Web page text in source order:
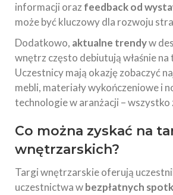
informacji oraz feedback od
może być kluczowy dla rozwoju
Dodatkowo, aktualne trendyw
wnętrz często debiutują właśnie na
Uczestnicy mają okazję zobaczyć
mebli, materiały wykończeniowe i
technologie w aranżacji – wszystko
Co można zyskać na
wnętrzarskich?
Targi wnętrzarskie oferują
uczestnictwa wbezpłatnych